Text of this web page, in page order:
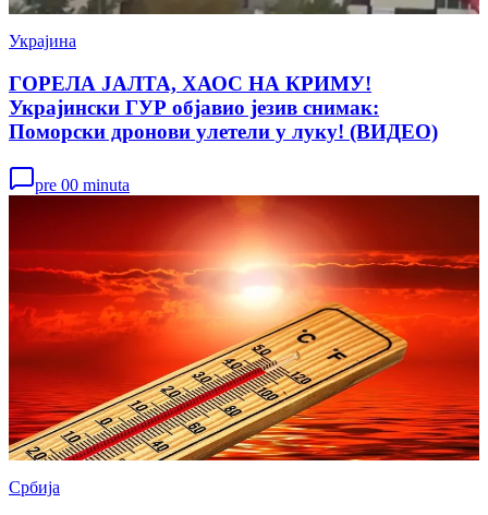
Украјина
ГОРЕЛА ЈАЛТА, ХАОС НА КРИМУ!
Украјински ГУР објавио језив снимак:
Поморски дронови улетели у луку! (ВИДЕО)
pre 00 minuta
Србија